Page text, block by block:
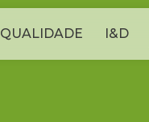
QUALIDADE I&D